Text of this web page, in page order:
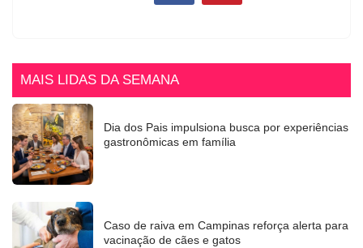
MAIS LIDAS DA SEMANA
Dia dos Pais impulsiona busca por experiências
gastronômicas em família
Caso de raiva em Campinas reforça alerta para
vacinação de cães e gatos